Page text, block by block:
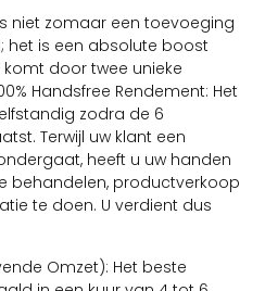
niet zomaar een toevoeging
is een absolute boost
door twee unieke
Handsfree Rendement: Het
zodra de 6
Terwijl uw klant een
heeft u uw handen
behandelen, productverkoop
te doen. U verdient dus
Omzet): Het beste